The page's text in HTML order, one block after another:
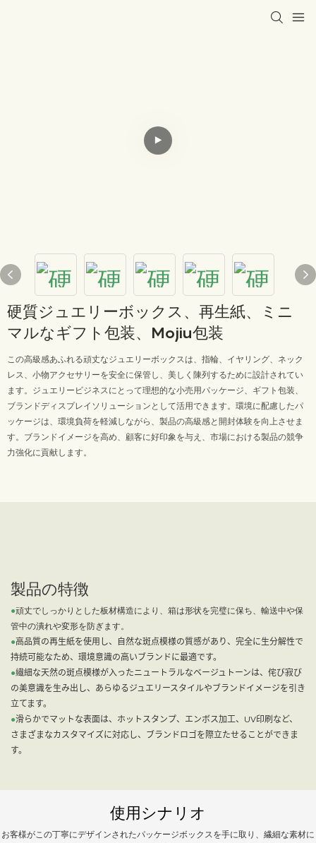
硬質ジュエリーボックス、再生紙、ミニ
マルなギフト包装、Mojiu包装
この高級感あふれる頑丈なジュエリーボックスは、指輪、イヤリング、ネック
レス、小物アクセサリーを安全に保管し、美しく陳列するために設計されてい
ます。ジュエリービジネスにとって理想的な小売用パッケージ、ギフト包装、
ブランドディスプレイソリューションとして活用できます。環境に配慮したパ
ッケージは、環境負荷を軽減しながら、製品の高級感と開封体験を向上させま
す。ブランドイメージを高め、顧客に好印象を与え、市場における製品の競争
力強化に貢献します。
製品の特徴
●頑丈でしっかりとした板材構造により、箱は形状を完璧に保ち、輸送中や保
管中の潰れや変形を防ぎます。
●高品質の再生紙を使用し、自然な斑点模様の質感があり、完全に生分解性で
持続可能なため、環境意識の高いブランドに最適です。
●繊細な天然の斑点模様が入ったニュートラルなベージュトーンは、侘び寂び
の美意識を生み出し、あらゆるジュエリースタイルやブランドイメージを引き
立てます。
●滑らかでマットな表面は、ホットスタンプ、エンボス加工、UV印刷など、
さまざまなカスタマイズに対応し、ブランドロゴを際立たせることができま
す。
使用シナリオ
お客様がこの丁寧にデザインされたパッケージボックスを手に取り、繊細な素材に